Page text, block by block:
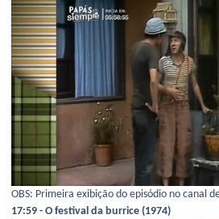
OBS: Primeira exibição do episódio no canal
17:59 - O festival da burrice (1974)